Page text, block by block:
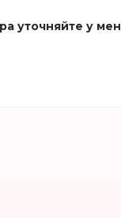
уточняйте у